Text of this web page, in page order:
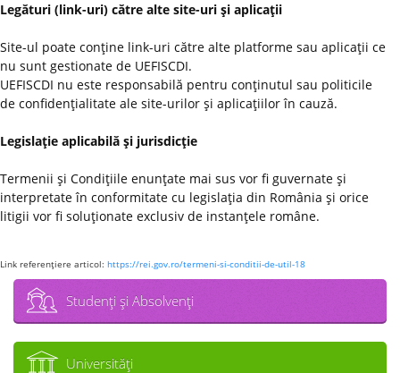
Legături (link-uri) către alte site-uri şi aplicaţii
Site-ul poate conţine link-uri către alte platforme sau aplicaţii ce
nu sunt gestionate de UEFISCDI.
UEFISCDI nu este responsabilă pentru conţinutul sau politicile
de confidenţialitate ale site-urilor şi aplicaţiilor în cauză.
Legislaţie aplicabilă şi jurisdicţie
Termenii şi Condiţiile enunţate mai sus vor fi guvernate şi
interpretate în conformitate cu legislaţia din România şi orice
litigii vor fi soluţionate exclusiv de instanţele române.
Link referenţiere articol: https://rei.gov.ro/termeni-si-conditii-de-util-18
Studenţi şi Absolvenţi
Universităţi